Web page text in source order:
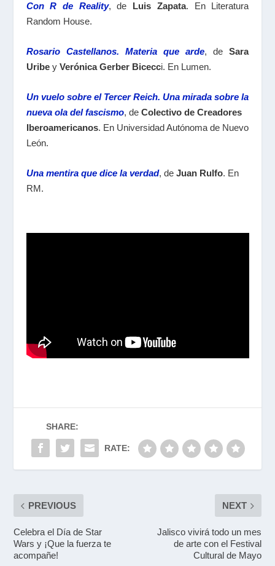
Con R de Reality, de Luis Zapata. En Literatura
Random House.
Rosario Castellanos. Materia que arde, deSara
Uribey Verónica Gerber Bicecci. En Lumen.
Un vuelo sobre el Tercer Reich. Una mirada sobre la
nueva ola del fascismo, de Colectivo de Creadores
Iberoamericanos. En Universidad Autónoma de Nuevo
León.
Una mentira que dice la verdad, de Juan Rulfo. En
RM.
SHARE:
RATE:
PREVIOUS
Celebra el Día de Star
Wars y ¡Que la fuerza te
acompañe!
NEXT
Jalisco vivirá todo un mes
de arte con el Festival
Cultural de Mayo